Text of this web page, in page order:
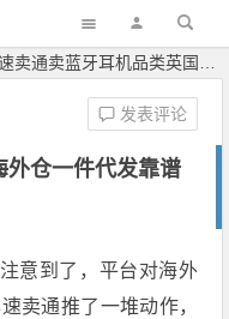
卖通卖蓝牙耳机品类英国海外仓一件代发靠谱吗
外仓一件代发靠谱
发表评论
意到了，平台对海外
卖通推了一堆动作，